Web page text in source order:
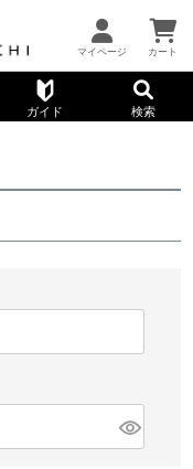
ガイド 検索